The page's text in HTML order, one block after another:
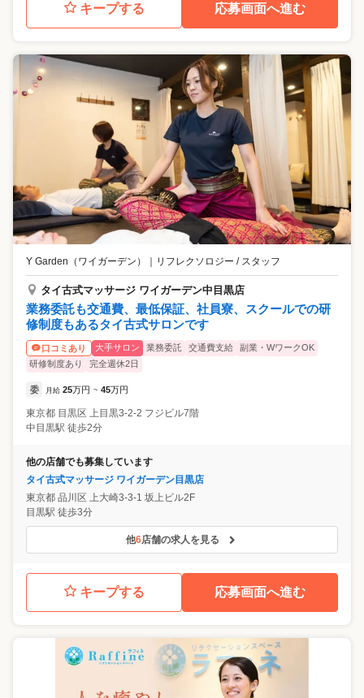
キープする 応募画面へ進む
Y Garden（ワイガーデン） リフレクソロジー / スタッフ
タイ古式マッサージ ワイガーデン中目黒店
業務委託も交通費、最低保証、社員寮、スクールでの研
修制度もあるタイ古式サロンです
口コミあり 大手サロン 業務委託 交通費支給
副業・WワークOK
研修制度あり
完全週休2日
委 月給 25万円 ~ 45万円
東京都 目黒区 上目黒3-2-2 フジビル7階
中目黒駅 徒歩2分
他の店舗でも募集しています
タイ古式マッサージ ワイガーデン目黒店
東京都 品川区 上大崎3-3-1 坂上ビル2F
目黒駅 徒歩3分
他6店舗の求人を見る
キープする 応募画面へ進む